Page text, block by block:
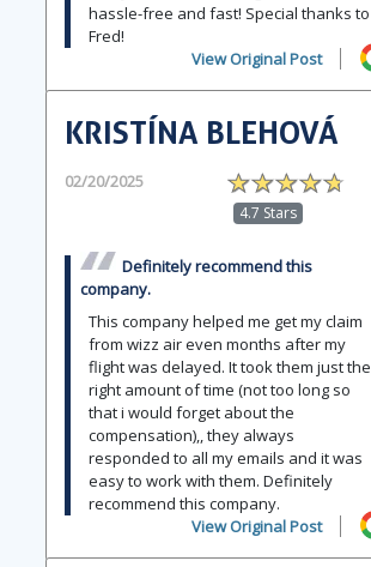
hassle-free and fast! Special thanks to
Fred!
View Original Post
KRISTÍNA BLEHOVÁ
02/20/2025
4.7 Stars
Definitely recommend this
company.
This company helped me get my claim
from wizz air even months after my
flight was delayed. It took them just the
right amount of time (not too long so
that i would forget about the
compensation),, they always
responded to all my emails and it was
easy to work with them. Definitely
recommend this company.
View Original Post